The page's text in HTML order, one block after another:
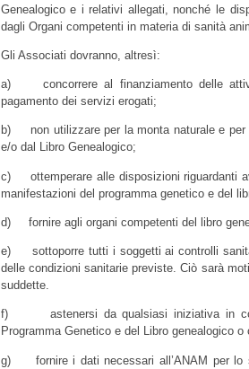
Genealogico e i relativi allegati, nonché le
dagli Organi competenti in materia di sanità
Gli Associati dovranno, altresì:
a) concorrere al finanziamento delle
pagamento dei servizi erogati;
b) non utilizzare per la monta naturale e per
e/o dal Libro Genealogico;
c) ottemperare alle disposizioni riguardanti
manifestazioni del programma genetico e del
d) fornire agli organi competenti del libro
e) sottoporre tutti i soggetti ai controlli
delle condizioni sanitarie previste. Ciò sarà
suddette.
f) astenersi da qualsiasi iniziativa in
Programma Genetico e del Libro genealogico
g) fornire i dati necessari all’ANAM per lo